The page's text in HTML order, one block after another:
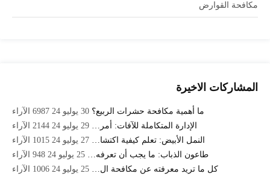
مكافحة القوارض
المشاركات الاخيرة
ما أهمية مكافحة حشرات الربيع؟ 30 يوليو 24 6987 الآراء
الإدارة المتكاملة للآفات: أمر… 29 يوليو 24 2144 الآراء
النمل الأبيض: تعلم كيفية اكتشا… 27 يوليو 24 1015
الآراء
طاعون الذباب: ما يجب أن تعرفه… 25 يوليو 24 948 الآراء
كل ما تريد معرفته عن مكافحة ال… 25 يوليو 24 1006 الآراء